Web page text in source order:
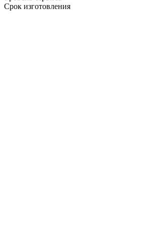
Срок изготовления